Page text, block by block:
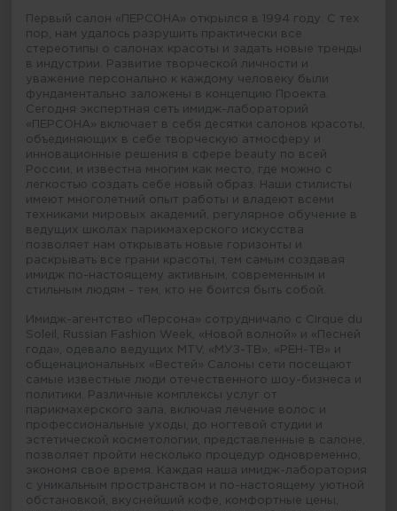
Первый салон «ПЕРСОНА» открылся в 1994 году. С тех
пор, нам удалось разрушить практически все
стереотипы о салонах красоты и задать новые тренды
в индустрии. Развитие творческой личности и
уважение персонально к каждому человеку были
фундаментально заложены в концепцию Проекта.
Сегодня экспертная сеть имидж-лабораторий
«ПЕРСОНА» включает в себя десятки салонов красоты,
объединяющих в себе творческую атмосферу и
инновационные решения в сфере beauty по всей
России, и известна многим как место, где можно с
легкостью создать себе новый образ. Наши стилисты
имеют многолетний опыт работы и владеют всеми
техниками мировых академий, регулярное обучение в
ведущих школах парикмахерского искусства
позволяет нам открывать новые горизонты и
раскрывать все грани красоты, тем самым создавая
имидж по-настоящему активным, современным и
стильным людям - тем, кто не боится быть собой.
Имидж-агентство «Персона» сотрудничало с Cirque du
Soleil, Russian Fashion Week, «Новой волной» и «Песней
года», одевало ведущих MTV, «МУЗ-ТВ», «РЕН-ТВ» и
общенациональных «Вестей» Салоны сети посещают
самые известные люди отечественного шоу-бизнеса и
политики. Различные комплексы услуг от
парикмахерского зала, включая лечение волос и
профессиональные уходы, до ногтевой студии и
эстетической косметологии, представленные в салоне,
позволяет пройти несколько процедур одновременно,
экономя свое время. Каждая наша имидж-лаборатория
с уникальным пространством и по-настоящему уютной
обстановкой, вкуснейший кофе, комфортные цены,